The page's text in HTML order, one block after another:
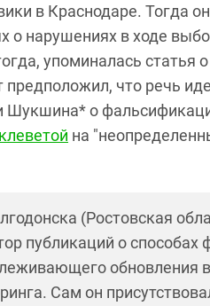
в Краснодаре. Тогда
о нарушениях в ходе
упоминалась статья
что речь
Шукшина* о
на
(Ростовская
публикаций о способах
обновления
Сам он